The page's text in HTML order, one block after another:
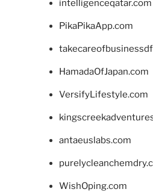
intelligenceqatar.com
PikaPikaApp.com
HamadaOfJapan.com
VersifyLifestyle.com
antaeuslabs.com
WishOping.com